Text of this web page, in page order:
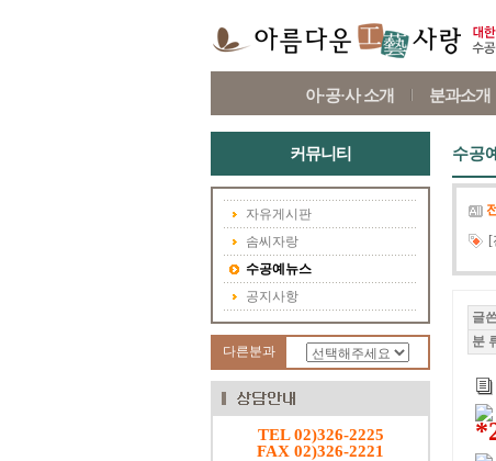
아·공·사 소개 분과소개
커뮤니티
자유게시판
솜씨자랑
수공예뉴스
공지사항
다른분과
TEL 02)326-2225
FAX 02)326-2221
수공
[
글
분